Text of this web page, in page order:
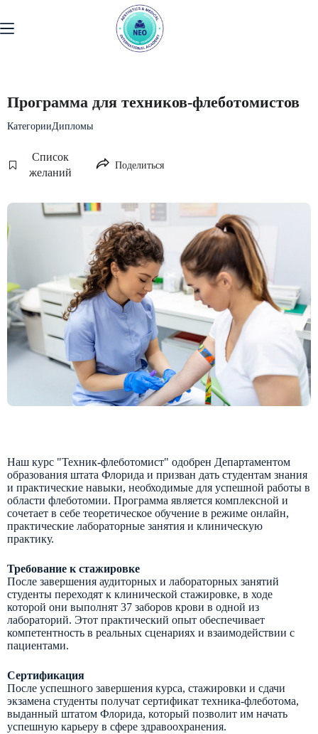
Программа для техников-флеботомистов
КатегорииДипломы
Список
желаний
Поделиться
Наш курс "Техник-флеботомист" одобрен Департаментом
образования штата Флорида и призван дать студентам знания
и практические навыки, необходимые для успешной работы в
области флеботомии. Программа является комплексной и
сочетает в себе теоретическое обучение в режиме онлайн,
практические лабораторные занятия и клиническую
практику.
Требование к стажировке
После завершения аудиторных и лабораторных занятий
студенты переходят к клинической стажировке, в ходе
которой они выполнят 37 заборов крови в одной из
лабораторий. Этот практический опыт обеспечивает
компетентность в реальных сценариях и взаимодействии с
пациентами.
Сертификация
После успешного завершения курса, стажировки и сдачи
экзамена студенты получат сертификат техника-флеботома,
выданный штатом Флорида, который позволит им начать
успешную карьеру в сфере здравоохранения.